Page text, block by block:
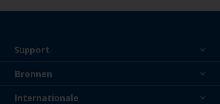
Support
Over ons
Bronnen
Nieuws
Internationale